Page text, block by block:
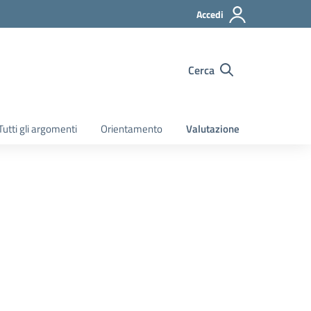
Accedi
Cerca
gli argomenti Orientamento Valutazione